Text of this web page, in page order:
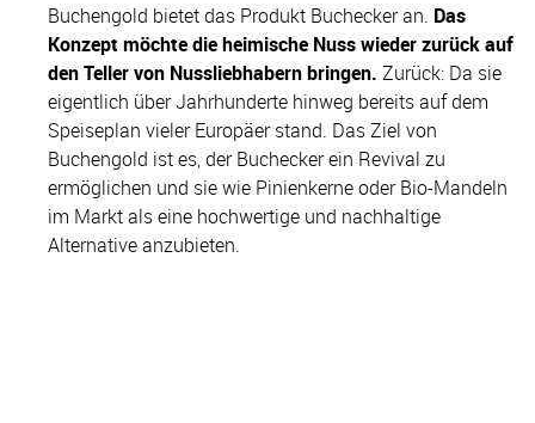
Buchengold bietet das Produkt Buchecker an. Das
Konzept möchte die heimische Nuss wieder zurück auf
den Teller von Nussliebhabern bringen. Zurück: Da sie
eigentlich über Jahrhunderte hinweg bereits auf dem
Speiseplan vieler Europäer stand. Das Ziel von
Buchengold ist es, der Buchecker ein Revival zu
ermöglichen und sie wie Pinienkerne oder Bio-Mandeln
im Markt als eine hochwertige und nachhaltige
Alternative anzubieten.